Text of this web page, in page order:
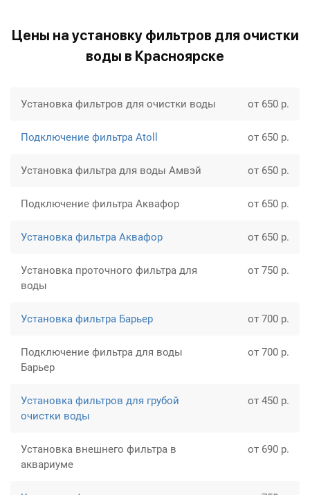
Цены на установку фильтров для очистки
воды в Красноярске
Установка фильтров для очистки воды от 650 р.
Подключение фильтра Atoll от 650 р.
Установка фильтра для воды Амвэй от 650 р.
Подключение фильтра Аквафор от 650 р.
Установка фильтра Аквафор от 650 р.
Установка проточного фильтра для
воды
от 750 р.
Установка фильтра Барьер от 700 р.
Подключение фильтра для воды
Барьер
от 700 р.
Установка фильтров для грубой
очистки воды
от 450 р.
Установка внешнего фильтра в
аквариуме
от 690 р.